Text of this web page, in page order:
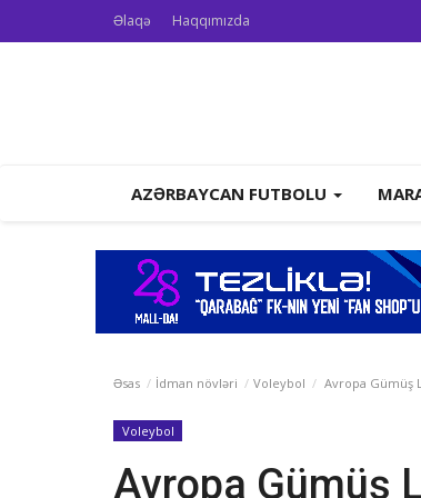
Əlaqə Haqqımızda
AZƏRBAYCAN FUTBOLU
Əsas İdman növləri Voleybol Avropa Gümüş
Voleybol
Avropa Gümüş